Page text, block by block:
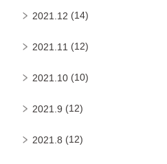
2021.12 (14)
2021.11 (12)
2021.10 (10)
2021.9 (12)
2021.8 (12)